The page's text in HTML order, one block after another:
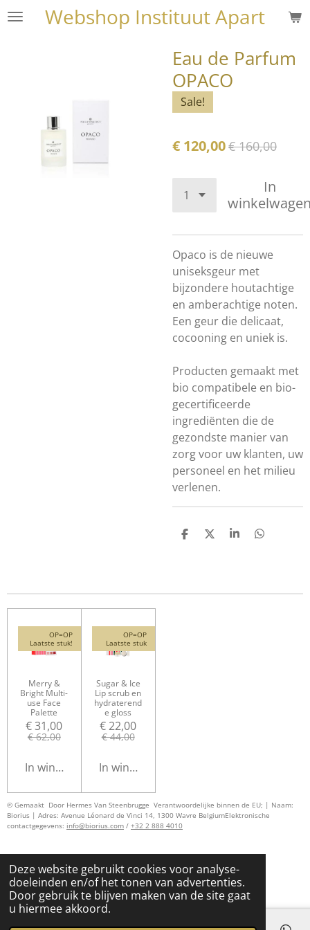
Deze website gebruikt cookies voor analyse-
doeleinden en/of het tonen van advertenties.
Door gebruik te blijven maken van de site gaat
u hiermee akkoord.
Ga
Webshop Instituut Apart
Eau de Parfum
OPACO
Sale!
€ 120,00€ 160,00
In
Opaco is de nieuwe
uniseksgeur met
bijzondere houtachtige
en amberachtige noten.
Een geur die delicaat,
cocooning en uniek is.
Producten gemaakt met
bio compatibele en bio-
gecertificeerde
ingrediënten die de
gezondste manier van
zorg voor uw klanten, uw
personeel en het milieu
verlenen.
D
D
S
D
OP=OP
Laatste stuk!
Merry &
Bright Multi-
use Face
Palette
€ 31,00
€ 62,00
In winkelwagen
OP=OP
Laatste stuk
Sugar & Ice
Lip scrub en
hydraterend
e gloss
€ 22,00
€ 44,00
In winkelwagen
© Gemaakt Door Hermes Van Steenbrugge Verantwoordelijke binnen de EU; | Naam:
Biorius | Adres: Avenue Léonard de Vinci 14, 1300 Wavre BelgiumElektronische
contactgegevens: info@biorius.com / +32 2 888 4010